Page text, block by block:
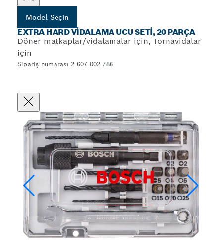
Model Seçin
EXTRA HARD VIDALAMA UCU SETI, 20 PARÇA
Döner matkaplar/vidalamalar için, Tornavidalar
için
Sipariş numarası 2 607 002 786